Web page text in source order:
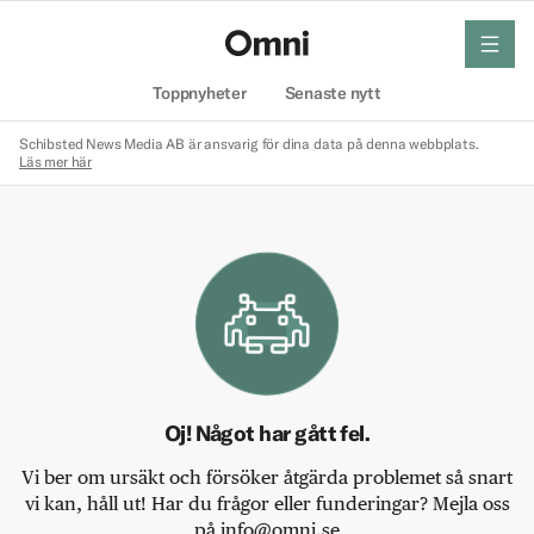
Toppnyheter Senaste nytt
meny
Schibsted News Media AB är ansvarig för dina data på denna webbplats.
Läs mer här
Oj! Något har gått fel.
Vi ber om ursäkt och försöker åtgärda problemet så snart
vi kan, håll ut! Har du frågor eller funderingar? Mejla oss